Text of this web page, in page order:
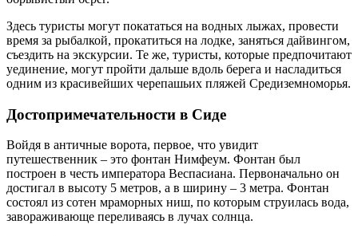
Здесь туристы могут покататься на водных лыжах, провести
время за рыбалкой, прокатиться на лодке, заняться дайвингом,
съездить на экскурсии. Те же, туристы, которые предпочитают
уединение, могут пройти дальше вдоль берега и насладиться
одним из красивейших черепашьих пляжей Средиземноморья.
Достопримечательности в Сиде
Войдя в античные ворота, первое, что увидит
путешественник – это фонтан Нимфеум. Фонтан был
построен в честь императора Веспасиана. Первоначально он
достигал в высоту 5 метров, а в ширину – 3 метра. Фонтан
состоял из сотен мраморных ниш, по которым струилась вода,
завораживающе переливаясь в лучах солнца.